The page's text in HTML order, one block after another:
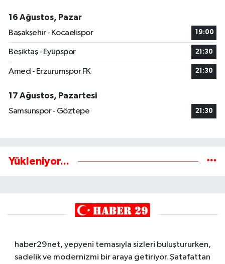
16 Ağustos, Pazar
Başakşehir - Kocaelispor
19:00
Beşiktaş - Eyüpspor 21:30
Amed - Erzurumspor FK 21:30
17 Ağustos, Pazartesi
Samsunspor - Göztepe
21:30
Yükleniyor...
haber29net, yepyeni temasıyla sizleri buluştururken,
sadelik ve modernizmi bir araya getiriyor. Şatafattan